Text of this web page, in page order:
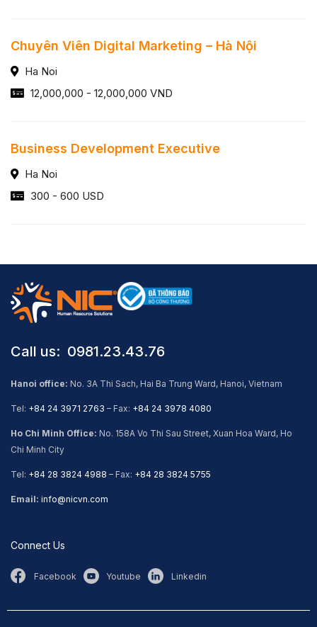
Chuyên Viên Digital Marketing – Hà Nội
Ha Noi
12,000,000 - 12,000,000 VND
Business Development Executive
Ha Noi
300 - 600 USD
Call us: ​ 0981.23.43.76
Hanoi office: No. 3A Thi Sach, Hai Ba Trung Ward, Hanoi, Vietnam
Tel: +84 24 3971 2763 – Fax: +84 24 3978 4080
Ho Chi Minh Office: No. 158A Vo Thi Sau Street, Xuan Hoa Ward, Ho
Chi Minh City
Tel: +84 28 3824 4988 – Fax: +84 28 3824 5755
Email: info@nicvn.com
Connect Us
Facebook Youtube Linkedin